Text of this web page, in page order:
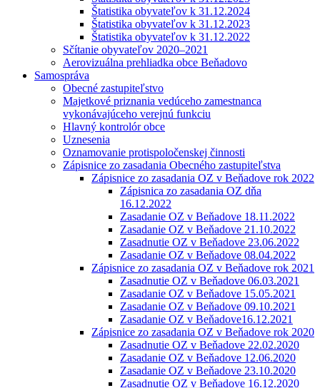
Štatistika obyvateľov k 31.12.2024
Štatistika obyvateľov k 31.12.2023
Štatistika obyvateľov k 31.12.2022
Sčítanie obyvateľov 2020–2021
Aerovizuálna prehliadka obce Beňadovo
Samospráva
Obecné zastupiteľstvo
Majetkové priznania vedúceho zamestnanca
vykonávajúceho verejnú funkciu
Hlavný kontrolór obce
Uznesenia
Oznamovanie protispoločenskej činnosti
Zápisnice zo zasadania Obecného zastupiteľstva
Zápisnice zo zasadania OZ v Beňadove rok 2022
Zápisnica zo zasadania OZ dňa
16.12.2022
Zasadanie OZ v Beňadove 18.11.2022
Zasadanie OZ v Beňadove 21.10.2022
Zasadnutie OZ v Beňadove 23.06.2022
Zasadanie OZ v Beňadove 08.04.2022
Zápisnice zo zasadania OZ v Beňadove rok 2021
Zasadnutie OZ v Beňadove 06.03.2021
Zasadanie OZ v Beňadove 15.05.2021
Zasadanie OZ v Beňadove 09.10.2021
Zasadanie OZ v Beňadove16.12.2021
Zápisnice zo zasadania OZ v Beňadove rok 2020
Zasadnutie OZ v Beňadove 22.02.2020
Zasadanie OZ v Beňadove 12.06.2020
Zasadanie OZ v Beňadove 23.10.2020
Zasadnutie OZ v Beňadove 16.12.2020